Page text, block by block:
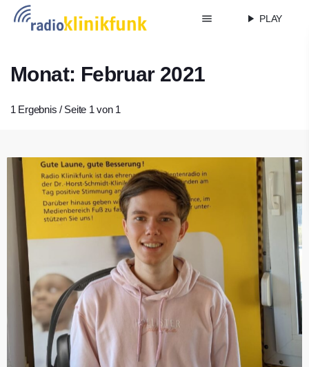
menu play_arrow PLAY
Monat: Februar 2021
1 Ergebnis / Seite 1 von 1